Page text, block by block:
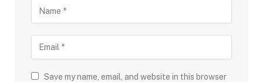
Save my name, email, and website in this browser